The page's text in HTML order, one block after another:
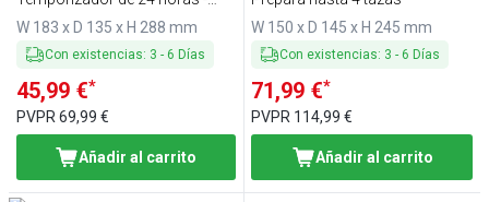
acero inoxidable - 750 vatios
W 183 x D 135 x H 288 mm
Con existencias: 3 - 6 Días
45,99 €*
PVPR69,99 €
Añadir al carrito
W 150 x D 145 x H 245 mm
Con existencias: 3 - 6 Días
71,99 €*
PVPR 114,99 €
Añadir al carrito